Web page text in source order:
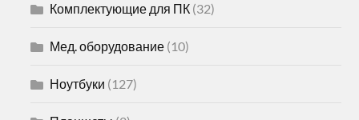
Комплектующие для ПК (32)
Мед. оборудование (10)
Ноутбуки (127)